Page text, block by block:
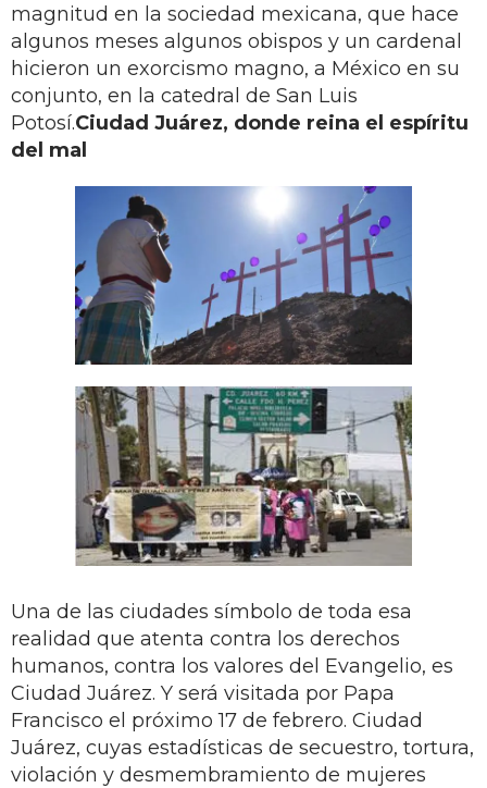
magnitud en la sociedad mexicana, que hace
algunos meses algunos obispos y un cardenal
hicieron un exorcismo magno, a México en su
conjunto, en la catedral de San Luis
Potosí.Ciudad Juárez, donde reina el espíritu
del mal
Una de las ciudades símbolo de toda esa
realidad que atenta contra los derechos
humanos, contra los valores del Evangelio, es
Ciudad Juárez. Y será visitada por Papa
Francisco el próximo 17 de febrero. Ciudad
Juárez, cuyas estadísticas de secuestro, tortura,
violación y desmembramiento de mujeres